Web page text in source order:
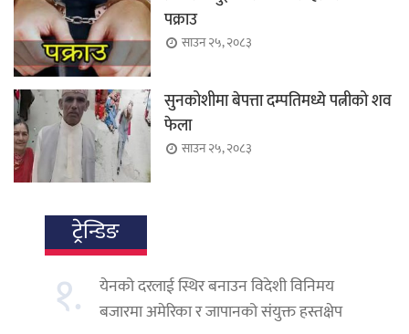
पक्राउ
साउन २५, २०८३
सुनकोशीमा बेपत्ता दम्पतिमध्ये पत्नीको शव
फेला
साउन २५, २०८३
ट्रेन्डिङ
१.
येनको दरलाई स्थिर बनाउन विदेशी विनिमय
बजारमा अमेरिका र जापानको संयुक्त हस्तक्षेप